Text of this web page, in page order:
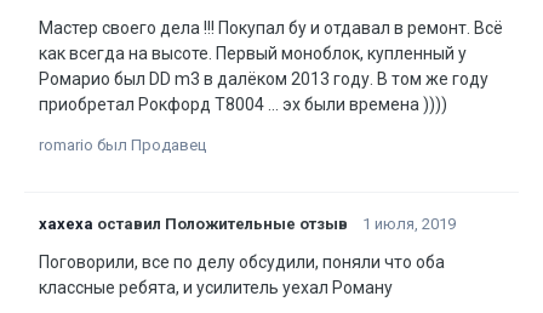
Мастер своего дела !!! Покупал бу и отдавал в ремонт. Всё
как всегда на высоте. Первый моноблок, купленный у
Ромарио был DD m3 в далёком 2013 году. В том же году
приобретал Рокфорд T8004 ... эх были времена ))))
romario был Продавец
xaxexa оставил Положительные отзыв 1 июля, 2019
Поговорили, все по делу обсудили, поняли что оба
классные ребята, и усилитель уехал Роману